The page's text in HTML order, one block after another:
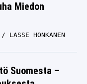
Miedon
LASSE HONKANEN
Suomesta –